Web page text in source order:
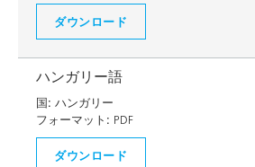
ダウンロード
ハンガリー語
国: ハンガリー
フォーマット: PDF
ダウンロード